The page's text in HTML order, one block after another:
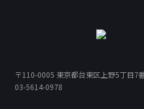
〒110-0005
東京都台東区上野5丁目7番11号 MR
〒110-0005 東京都台東区上野5丁目7
03-5614-0978